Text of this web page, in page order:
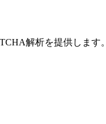
解析を提供します。